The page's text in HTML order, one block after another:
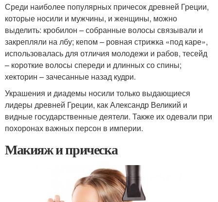
Среди наиболее популярных причесок древней Греции,
которые носили и мужчины, и женщины, можно
выделить: кробилон – собранные волосы связывали и
закрепляли на лбу; кепом – ровная стрижка «под каре»,
использовалась для отличия молодежи и рабов, тесейд
– короткие волосы спереди и длинных со спины;
хекторин – зачесанные назад кудри.
Украшения и диадемы носили только выдающиеся
лидеры древней Греции, как Александр Великий и
видные государственные деятели. Также их одевали при
похоронах важных персон в империи.
Макияж и прическа